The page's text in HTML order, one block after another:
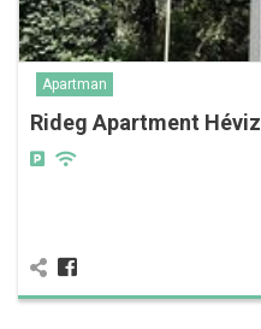
Apartman
Rideg Apartment Héviz